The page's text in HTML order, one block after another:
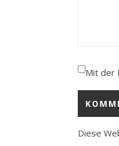
Mit der
Diese